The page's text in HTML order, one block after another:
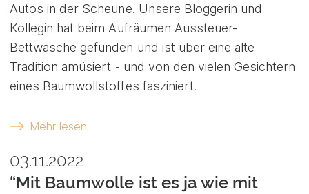
Autos in der Scheune. Unsere Bloggerin und
Kollegin hat beim Aufräumen Aussteuer-
Bettwäsche gefunden und ist über eine alte
Tradition amüsiert - und von den vielen Gesichtern
eines Baumwollstoffes fasziniert.
Mehr lesen
03.11.2022
“Mit Baumwolle ist es ja wie mit